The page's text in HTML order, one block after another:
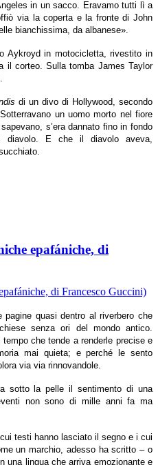
in un sacco. Eravamo tutti lì a
via la coperta e la fronte di John
bianchissima, da albanese».
Aykroyd in motocicletta, rivestito in
il corteo. Sulla tomba James Taylor
di un divo di Hollywood, secondo
un uomo morto nel fiore
s’era dannato fino in fondo
diavolo. E che il diavolo aveva,
epafániche, di
quasi dentro al riverbero che
senza ori del mondo antico.
che tende a renderle precise e
mai quieta; e perché le sento
via via rinnovandole.
sotto la pelle il sentimento di una
non sono di mille anni fa ma
testi hanno lasciato il segno e i cui
un marchio, adesso ha scritto – o
una lingua che arriva emozionante e